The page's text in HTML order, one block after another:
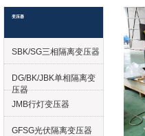
变压器
SBK/SG三相隔离变压器
DG/BK/JBK单相隔离变
压器
JMB行灯变压器
GFSG光伏隔离变压器